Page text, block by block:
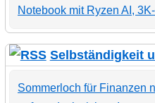
Notebook mit Ryzen AI,
Selbständigkeit
Sommerloch für Finanzen